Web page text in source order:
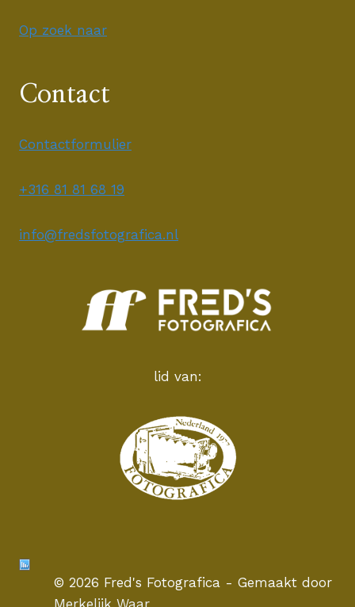
Op zoek naar
Contact
Contactformulier
+316 81 81 68 19
info@fredsfotografica.nl
lid van:
© 2026 Fred's Fotografica - Gemaakt door
Merkelijk Waar